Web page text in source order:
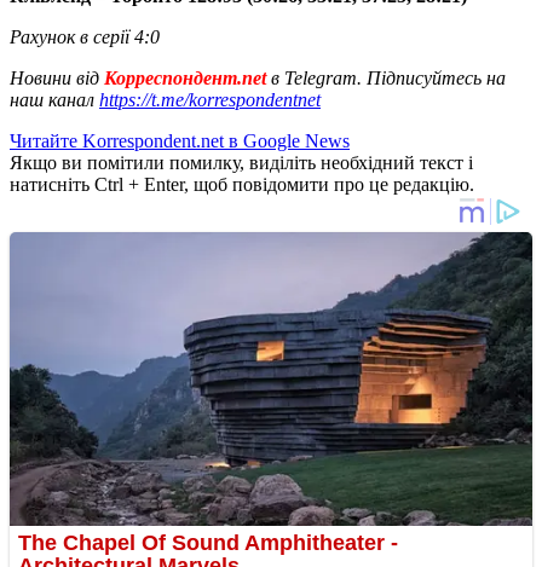
Рахунок в серії 4:0
Новини від Корреспондент.netв Telegram. Підписуйтесь на
наш канал https://t.me/korrespondentnet
Читайте Korrespondent.net в Google News
Якщо ви помітили помилку, виділіть необхідний текст і
натисніть Ctrl + Enter, щоб повідомити про це редакцію.